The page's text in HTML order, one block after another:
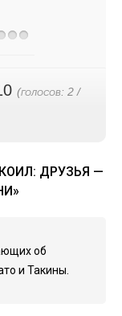
(голосов: 2/
ДРУЗЬЯ —
об
и Такины.